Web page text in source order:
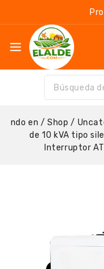
ndo en / Shop /
de 10 kVA tipo
Interruptor